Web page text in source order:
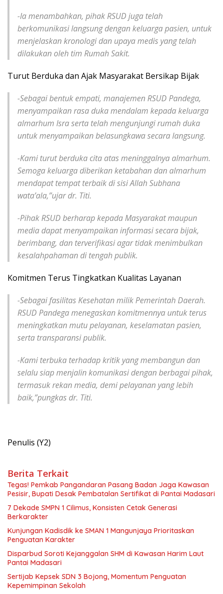
-Ia menambahkan, pihak RSUD juga telah
berkomunikasi langsung dengan keluarga pasien, untuk
menjelaskan kronologi dan upaya medis yang telah
dilakukan oleh tim Rumah Sakit.
Turut Berduka dan Ajak Masyarakat Bersikap Bijak
-Sebagai bentuk empati, manajemen RSUD Pandega,
menyampaikan rasa duka mendalam kepada keluarga
almarhum Isra serta telah mengunjungi rumah duka
untuk menyampaikan belasungkawa secara langsung.
-Kami turut berduka cita atas meninggalnya almarhum.
Semoga keluarga diberikan ketabahan dan almarhum
mendapat tempat terbaik di sisi Allah Subhana
wata’ala,”ujar dr. Titi.
-Pihak RSUD berharap kepada Masyarakat maupun
media dapat menyampaikan informasi secara bijak,
berimbang, dan terverifikasi agar tidak menimbulkan
kesalahpahaman di tengah publik.
Komitmen Terus Tingkatkan Kualitas Layanan
-Sebagai fasilitas Kesehatan milik Pemerintah Daerah.
RSUD Pandega menegaskan komitmennya untuk terus
meningkatkan mutu pelayanan, keselamatan pasien,
serta transparansi publik.
-Kami terbuka terhadap kritik yang membangun dan
selalu siap menjalin komunikasi dengan berbagai pihak,
termasuk rekan media, demi pelayanan yang lebih
baik,”pungkas dr. Titi.
Penulis (Y2)
Berita Terkait
Tegas! Pemkab Pangandaran Pasang Badan Jaga Kawasan
Pesisir, Bupati Desak Pembatalan Sertifikat di Pantai Madasari
7 Dekade SMPN 1 Cilimus, Konsisten Cetak Generasi
Berkarakter
Kunjungan Kadisdik ke SMAN 1 Mangunjaya Prioritaskan
Penguatan Karakter
Disparbud Soroti Kejanggalan SHM di Kawasan Harim Laut
Pantai Madasari
Sertijab Kepsek SDN 3 Bojong, Momentum Penguatan
Kepemimpinan Sekolah